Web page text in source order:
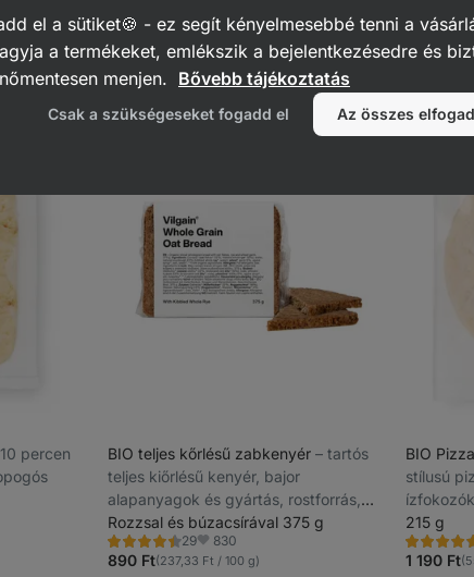
kézműves gyártás, puha állag,
tartósítószer nélkül
400 g
76
4.8/5,
76
recenzję
Kedvencek
2939
1 490 Ft (372,50 Ft / 100 g)
Értékelés
4.7/5,
recenzję
790 Ft
percen
BIO teljes kőrlésű zabkenyér ⁠–⁠ tartós
teljes kiőrlésű kenyér, bajor
alapanyagok és gyártás, rostforrás,
tartósítószer nélkül
Rozzsal és búzacsírával 375 g
29
Értékelés
4.5/5,
Kedvencek
830
890 Ft(237,33 Ft / 100 g)
BIO
stílusú
215 g
Értékelés
4.7/5,
1 190 Ft
el a sütiket🍪 - ez segít kényelmesebbé tenni a
a termékeket, emlékszik a bejelentkezésedre és
menjen. Bővebb tájékoztatás
Csak a szükségeseket fogadd el Az összes